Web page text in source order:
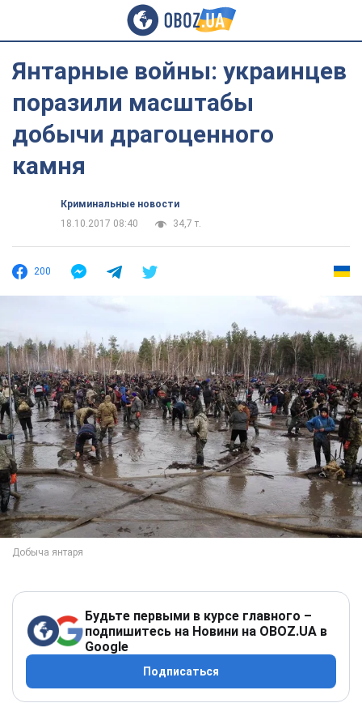
Янтарные войны: украинцев
поразили масштабы
добычи драгоценного
камня
Криминальные новости
18.10.2017 08:40
34,7 т.
200
Будьте первыми в курсе главного –
подпишитесь на Новини на OBOZ.UA в
Google
Подписаться